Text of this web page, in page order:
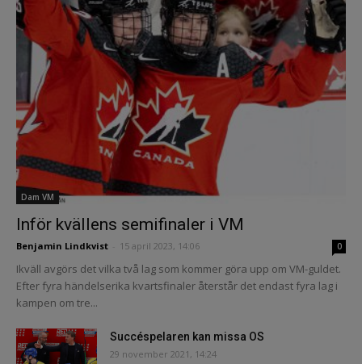
Dam VM
Inför kvällens semifinaler i VM
Benjamin Lindkvist 15 april 2023, 14:06 0
Ikväll avgörs det vilka två lag som kommer göra upp om VM-guldet.
Efter fyra händelserika kvartsfinaler återstår det endast fyra lag i
kampen om tre...
Succéspelaren kan missa OS
29 november 2021, 14:24